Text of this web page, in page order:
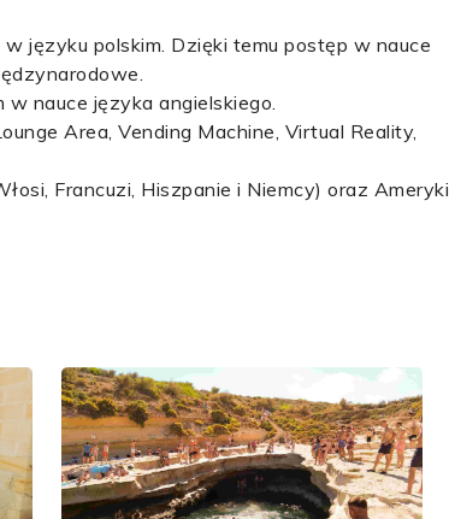
języku polskim. Dzięki temu postęp w nauce
nauce języka angielskiego.
Area, Vending Machine, Virtual Reality,
Francuzi, Hiszpanie i Niemcy) oraz Ameryki